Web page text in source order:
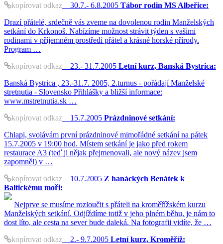
kopírovat odkaz 30.7.- 6.8.2005 Tábor rodin MS Albeřice:
Drazí přátelé, srdečně vás zveme na dovolenou rodin Manželských
setkání do Krkonoš. Nabízíme možnost strávit týden s vašimi
rodinami v příjemném prostředí přátel a krásné horské přírody.
Program …
kopírovat odkaz 23.- 31.7.2005 Letní kurz, Banská Bystrica:
Banská Bystrica , 23.-31.7. 2005, 2.turnus - pořádají Manželské
stretnutia - Slovensko Přihlášky a bližší informace:
www.mstretnutia.sk …
kopírovat odkaz 15.7.2005 Prázdninové setkání:
Chlapi, svolávám první prázdninové mimořádné setkání na pátek
15.7.2005 v 19:00 hod. Místem setkání je jako před rokem
restaurace A3 (teď ji nějak přejmenovali, ale nový název jsem
zapomněl) v …
kopírovat odkaz 10.7.2005 Z hanáckých Benátek k
Baltickému moři:
Nejprve se musíme rozloučit s přáteli na kroměřížském kurzu
Manželských setkání. Odjíždíme totiž v jeho plném běhu, je nám to
dost líto, ale cesta na sever bude daleká. Na fotografii vidíte, že …
kopírovat odkaz 2.- 9.7.2005 Letní kurz, Kroměříž: